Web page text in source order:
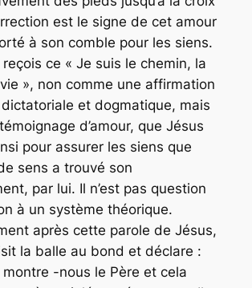
est le signe de cet amour
à son comble pour les siens.
ce « Je suis le chemin, la
», non comme une affirmation
et dogmatique, mais
d’amour, que Jésus
pour assurer les siens que
sens a trouvé son
par lui. Il n’est pas question
à un système théorique.
après cette parole de Jésus,
la balle au bond et déclare :
montre -nous le Père et cela